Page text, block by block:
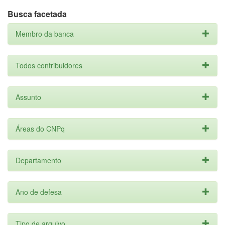
Busca facetada
Membro da banca
Todos contribuidores
Assunto
Áreas do CNPq
Departamento
Ano de defesa